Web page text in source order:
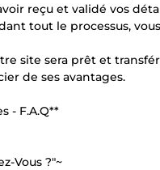
reçu et validé vos
tout le processus,
site sera prêt et
de ses avantages.
- F.A.Q**
Vous ?"~